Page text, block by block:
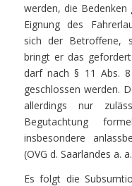
werden, die Bedenken
Eignung des
sich der Betroffene,
bringt er das
darf nach § 11 Abs.
geschlossen werden.
allerdings nur
Begutachtung
insbesondere
(OVG d. Saarlandes a.
Es folgt die